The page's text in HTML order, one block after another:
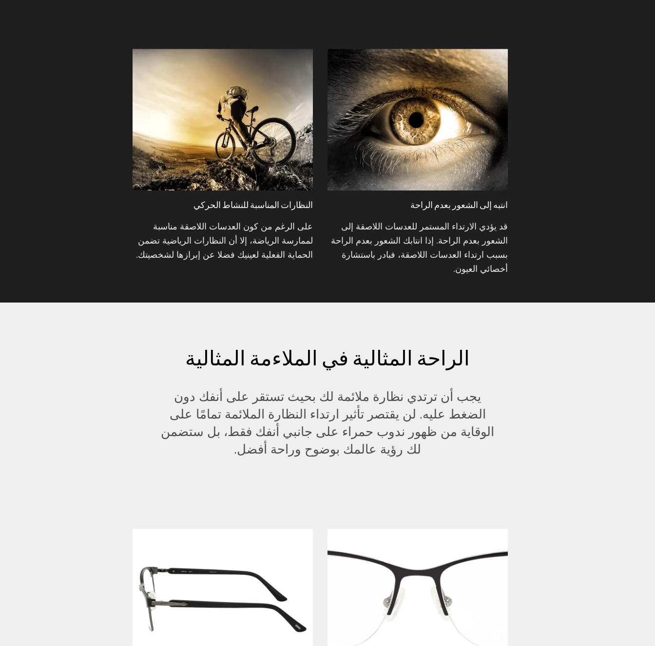
انتبه إلى الشعور بعدم الراحة
قد يؤدي الارتداء المستمر للعدسات اللاصقة إلى
الشعور بعدم الراحة. إذا انتابك الشعور بعدم الراحة
بسبب ارتداء العدسات اللاصقة، فبادر باستشارة
أخصائي العيون.
النظارات المناسبة للنشاط الحركي
على الرغم من كون العدسات اللاصقة مناسبة
لممارسة الرياضة، إلا أن النظارات الرياضية تضمن
الحماية الفعلية لعينيك فضلا عن إبرازها لشخصيتك.
الراحة المثالية في الملاءمة المثالية
يجب أن ترتدي نظارة ملائمة لك بحيث تستقر على أنفك دون
الضغط عليه. لن يقتصر تأثير ارتداء النظارة الملائمة تمامًا على
الوقاية من ظهور ندوب حمراء على جانبي أنفك فقط، بل ستضمن
لك رؤية عالمك بوضوح وراحة أفضل.